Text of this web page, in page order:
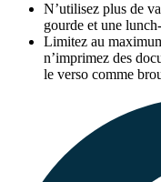
N’utilisez plus de
gourde et une
Limitez au
n’imprimez des
le verso comme